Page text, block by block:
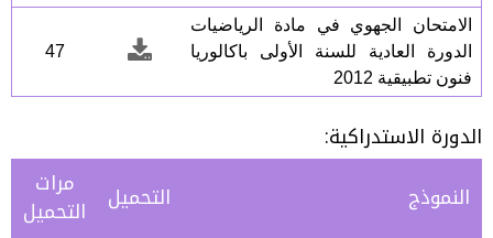
الامتحان الجهوي في مادة الرياضيات
الدورة العادية للسنة الأولى باكالوريا
فنون تطبيقية 2012
47
الدورة الاستدراكية:
النموذج
التحميل مرات
التحميل